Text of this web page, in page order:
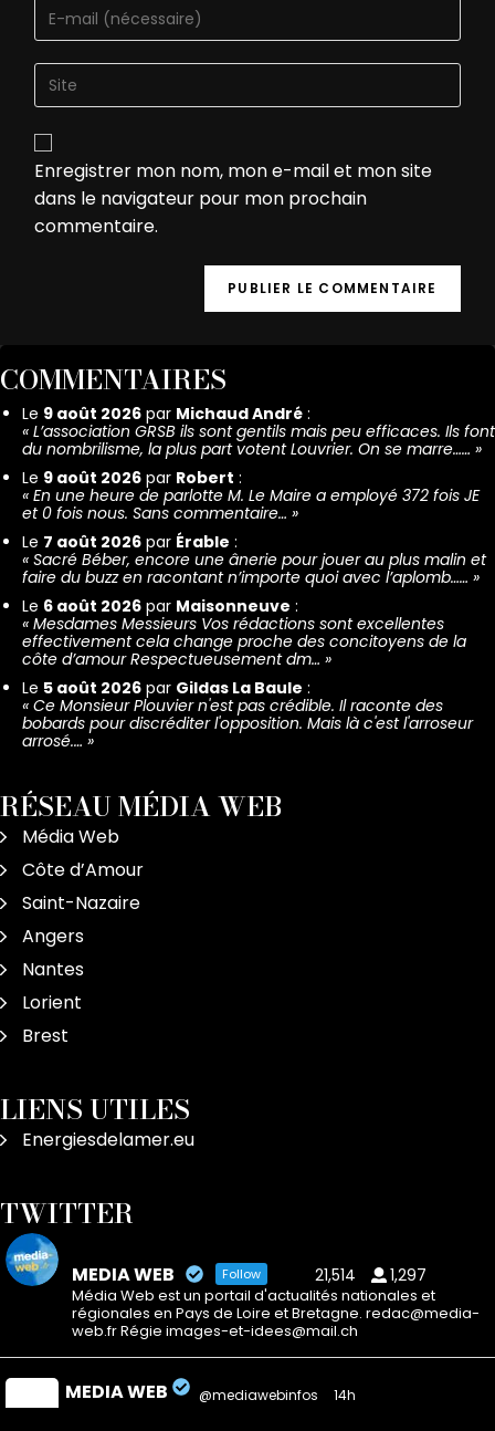
Enregistrer mon nom, mon e-mail et mon site
dans le navigateur pour mon prochain
commentaire.
COMMENTAIRES
Le 9 août 2026 par Michaud André :
« L’association GRSB ils sont gentils mais peu efficaces. Ils font
du nombrilisme, la plus part votent Louvrier. On se marre…… »
Le 9 août 2026 par Robert :
« En une heure de parlotte M. Le Maire a employé 372 fois JE
et 0 fois nous. Sans commentaire… »
Le 7 août 2026 par Érable :
« Sacré Béber, encore une ânerie pour jouer au plus malin et
faire du buzz en racontant n’importe quoi avec l’aplomb…… »
Le 6 août 2026 par Maisonneuve :
« Mesdames Messieurs Vos rédactions sont excellentes
effectivement cela change proche des concitoyens de la
côte d’amour Respectueusement dm… »
Le 5 août 2026 par Gildas La Baule :
« Ce Monsieur Plouvier n'est pas crédible. Il raconte des
bobards pour discréditer l'opposition. Mais là c'est l'arroseur
arrosé.… »
RÉSEAU MÉDIA WEB
Média Web
Côte d’Amour
Saint-Nazaire
Angers
Nantes
Lorient
Brest
LIENS UTILES
Energiesdelamer.eu
TWITTER
MEDIA WEB Follow 21,514 1,297
Média Web est un portail d'actualités nationales et
régionales en Pays de Loire et Bretagne. redac@media-
web.fr Régie images-et-idees@mail.ch
MEDIA WEB @mediawebinfos 14h